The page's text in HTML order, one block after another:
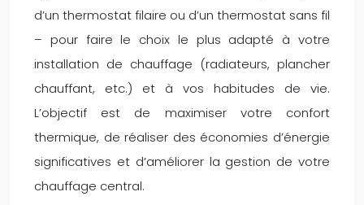
d’un thermostat filaire ou d’un thermostat sans fil
– pour faire le choix le plus adapté à votre
installation de chauffage (radiateurs, plancher
chauffant, etc.) et à vos habitudes de vie.
L’objectif est de maximiser votre confort
thermique, de réaliser des économies d’énergie
significatives et d’améliorer la gestion de votre
chauffage central.